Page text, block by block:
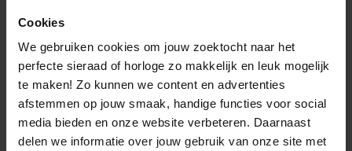
Cookies
We gebruiken cookies om jouw zoektocht naar het
perfecte sieraad of horloge zo makkelijk en leuk mogelijk
te maken! Zo kunnen we content en advertenties
afstemmen op jouw smaak, handige functies voor social
media bieden en onze website verbeteren. Daarnaast
delen we informatie over jouw gebruik van onze site met
€ 149,00 169,00